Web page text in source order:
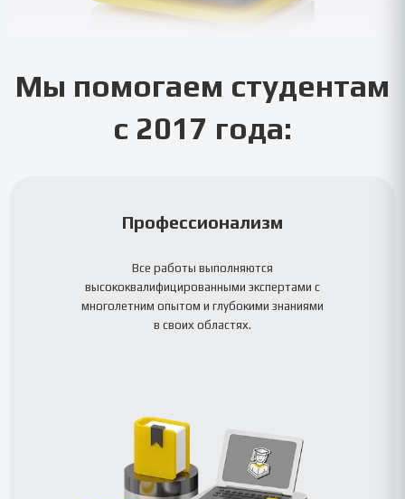
Мы помогаем студентам
с 2017 года:
Профессионализм
Все работы выполняются
высококвалифицированными экспертами с
многолетним опытом и глубокими знаниями
в своих областях.